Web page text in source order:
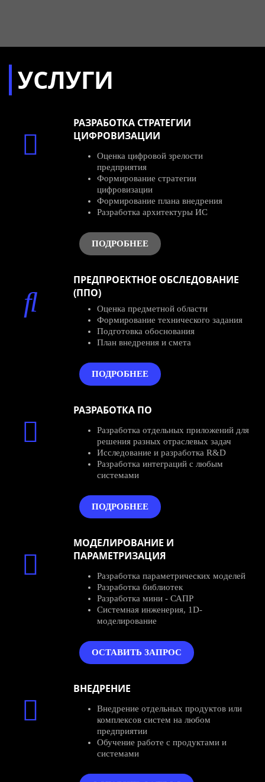
УСЛУГИ
РАЗРАБОТКА СТРАТЕГИИ
ЦИФРОВИЗАЦИИ
Оценка цифровой зрелости
предприятия
Формирование стратегии
цифровизации
Формирование плана внедрения
Разработка архитектуры ИС
ПОДРОБНЕЕ
ПРЕДПРОЕКТНОЕ ОБСЛЕДОВАНИЕ
(ППО)
Оценка предметной области
Формирование технического задания
Подготовка обоснования
План внедрения и смета
ПОДРОБНЕЕ
РАЗРАБОТКА ПО
Разработка отдельных приложений для
решения разных отраслевых задач
Исследование и разработка R&D
Разработка интеграций с любым
системами
ПОДРОБНЕЕ
МОДЕЛИРОВАНИЕ И
ПАРАМЕТРИЗАЦИЯ
Разработка параметрических моделей
Разработка библиотек
Разработка мини - САПР
Системная инженерия, 1D-
моделирование
ОСТАВИТЬ ЗАПРОС
ВНЕДРЕНИЕ
Внедрение отдельных продуктов или
комплексов систем на любом
предприятии
Обучение работе с продуктами и
системами